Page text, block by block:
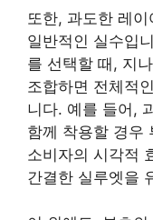
또한, 과도한 레
일반적인 실수입
를 선택할 때, 지
조합하면 전체적
니다. 예를 들어,
함께 착용할 경우
소비자의 시각적
간결한 실루엣을